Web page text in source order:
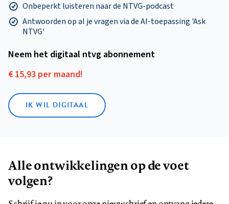
Onbeperkt luisteren naar de NTVG-podcast
Antwoorden op al je vragen via de AI-toepassing 'Ask
NTVG'
Neem het digitaal ntvg abonnement
€ 15,93 per maand!
IK WIL DIGITAAL
Alle ontwikkelingen op de voet
volgen?